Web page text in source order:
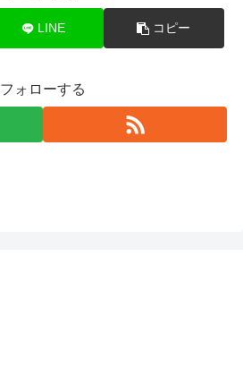
LINE コピー
フォローする